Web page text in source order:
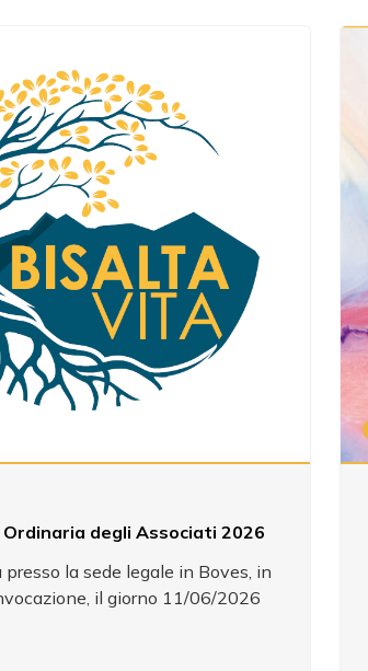
degli Associati 2026
presso la sede legale in Boves, in
il giorno 11/06/2026